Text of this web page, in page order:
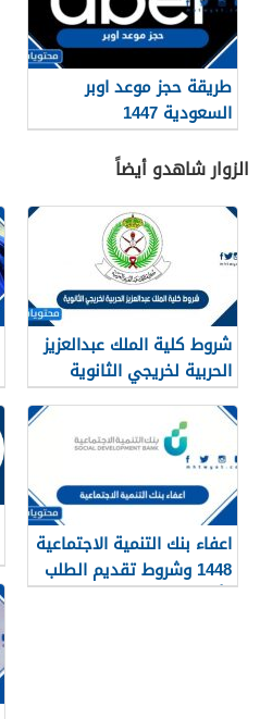
طريقة حجز موعد اوبر
السعودية 1447
الزوار شاهدو أيضاً
شروط كلية الملك عبدالعزيز
الحربية لخريجي الثانوية
1448
اعفاء بنك التنمية الاجتماعية
1448 وشروط تقديم الطلب
وأهم الأوراق والمستندات